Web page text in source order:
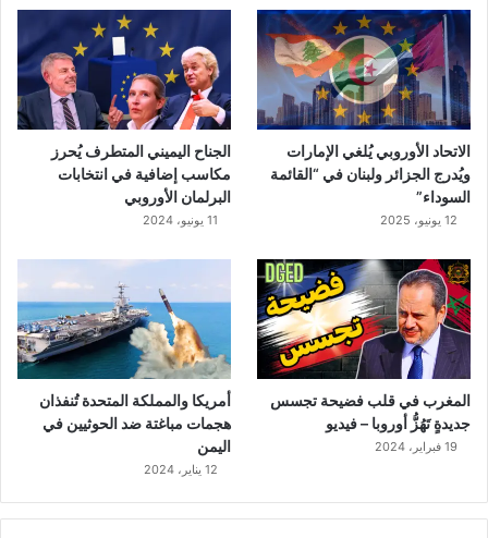
الاتحاد الأوروبي يُلغي الإمارات
ويُدرج الجزائر ولبنان في “القائمة
السوداء”
12 يونيو، 2025
الجناح اليميني المتطرف يُحرز
مكاسب إضافية في انتخابات
البرلمان الأوروبي
11 يونيو، 2024
المغرب في قلب فضيحة تجسس
جديدةٍ تَهُزُّ أوروبا – فيديو
19 فبراير، 2024
أمريكا والمملكة المتحدة تُنفذان
هجمات مباغتة ضد الحوثيين في
اليمن
12 يناير، 2024